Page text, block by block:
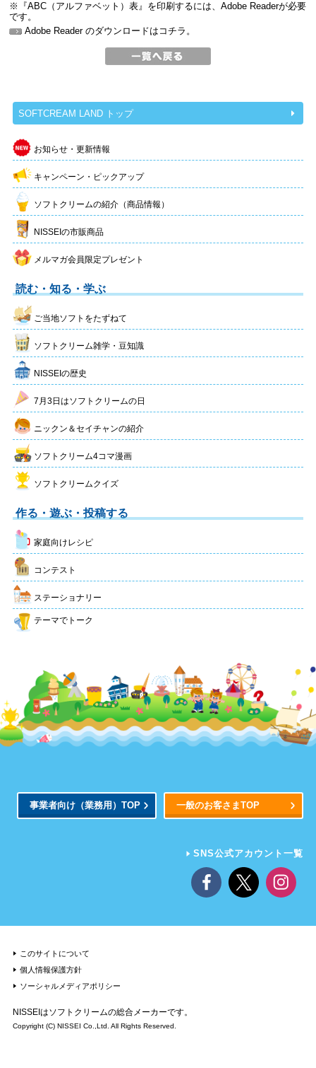
※『ABC（アルファベット）表』を印刷するには、Adobe Readerが必要
です。
Adobe Reader のダウンロードはコチラ。
SOFTCREAM LAND トップ
お知らせ・更新情報
キャンペーン・ピックアップ
ソフトクリームの紹介（商品情報）
NISSEIの市販商品
メルマガ会員限定プレゼント
読む・知る・学ぶ
ご当地ソフトをたずねて
ソフトクリーム雑学・豆知識
NISSEIの歴史
7月3日はソフトクリームの日
ニックン＆セイチャンの紹介
ソフトクリーム4コマ漫画
ソフトクリームクイズ
作る・遊ぶ・投稿する
家庭向けレシピ
コンテスト
ステーショナリー
テーマでトーク
事業者向け （業務用）TOP 一般のお客さまTOP
SNS公式アカウント一覧
NISSEIはソフトクリームの総合メーカーです。
Copyright (C) NISSEI Co.,Ltd. All Rights Reserved.
このサイトについて
個人情報保護方針
ソーシャルメディアポリシー